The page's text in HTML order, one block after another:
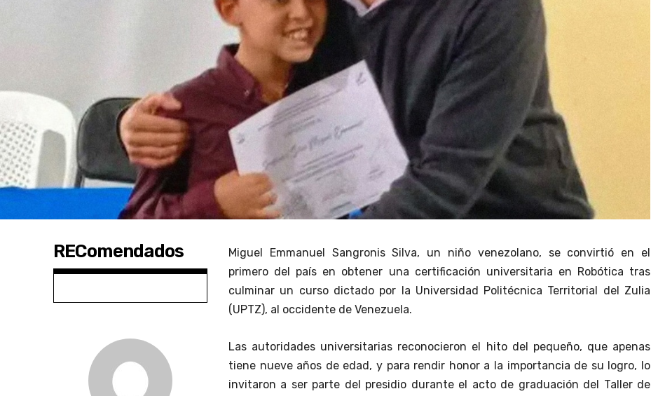
REComendados
Miguel Emmanuel Sangronis Silva, un niño venezolano, se convirtió en el
primero del país en obtener una certificación universitaria en Robótica tras
culminar un curso dictado por la Universidad Politécnica Territorial del Zulia
(UPTZ), al occidente de Venezuela.
Las autoridades universitarias reconocieron el hito del pequeño, que apenas
tiene nueve años de edad, y para rendir honor a la importancia de su logro, lo
invitaron a ser parte del presidio durante el acto de graduación del Taller de